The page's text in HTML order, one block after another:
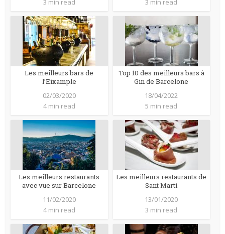
Les meilleurs bars de
l’Eixample
02/03/2020
4 min read
Top 10 des meilleurs bars à
Gin de Barcelone
18/04/2022
5 min read
Les meilleurs restaurants
avec vue sur Barcelone
11/02/2020
4 min read
Les meilleurs restaurants de
Sant Martí
13/01/2020
3 min read